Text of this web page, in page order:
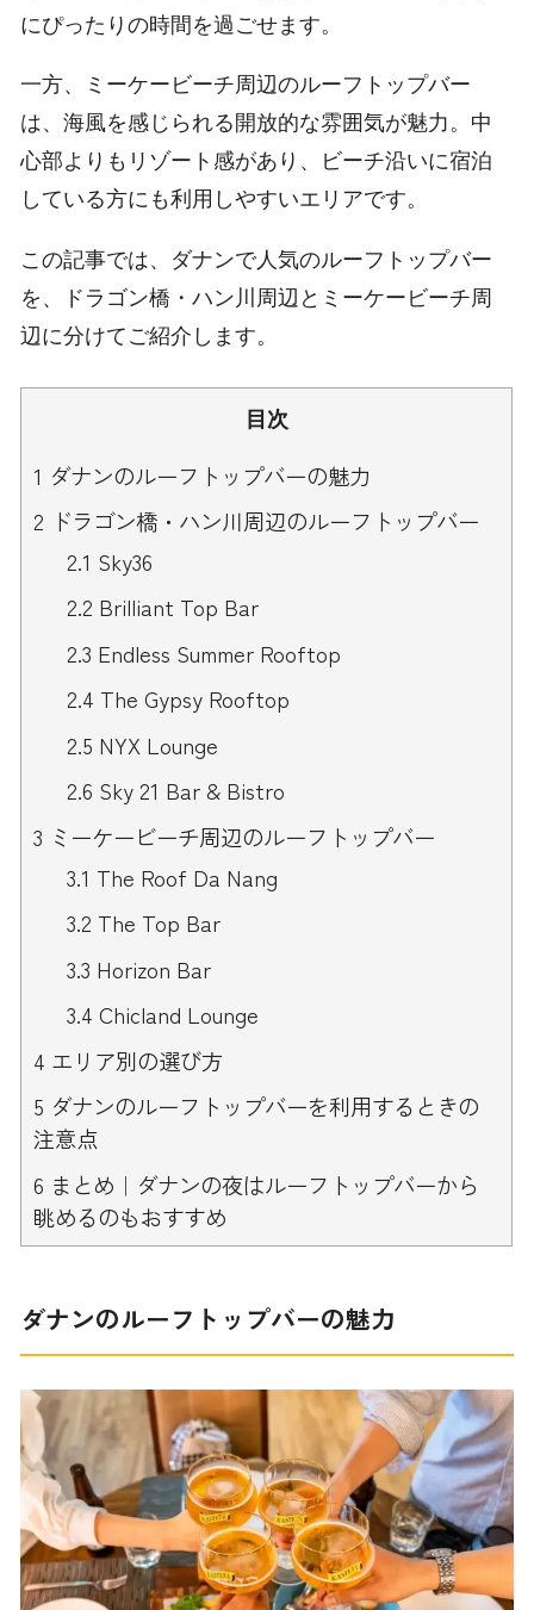
にぴったりの時間を過ごせます。
一方、ミーケービーチ周辺のルーフトップバー
は、海風を感じられる開放的な雰囲気が魅力。中
心部よりもリゾート感があり、ビーチ沿いに宿泊
している方にも利用しやすいエリアです。
この記事では、ダナンで人気のルーフトップバー
を、ドラゴン橋・ハン川周辺とミーケービーチ周
辺に分けてご紹介します。
目次
1 ダナンのルーフトップバーの魅力
2 ドラゴン橋・ハン川周辺のルーフトップバー
2.1 Sky36
2.2 Brilliant Top Bar
2.3 Endless Summer Rooftop
2.4 The Gypsy Rooftop
2.5 NYX Lounge
2.6 Sky 21 Bar & Bistro
3 ミーケービーチ周辺のルーフトップバー
3.1 The Roof Da Nang
3.2 The Top Bar
3.3 Horizon Bar
3.4 Chicland Lounge
4 エリア別の選び方
5 ダナンのルーフトップバーを利用するときの
注意点
6 まとめ｜ダナンの夜はルーフトップバーから
眺めるのもおすすめ
ダナンのルーフトップバーの魅力